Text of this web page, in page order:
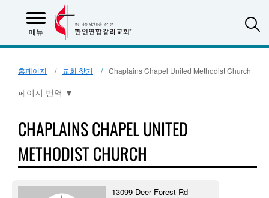
메뉴
홈페이지 교회 찾기 Chaplains Chapel United Methodist Church
페이지 번역 ▼
CHAPLAINS CHAPEL UNITED
METHODIST CHURCH
13099 Deer Forest Rd